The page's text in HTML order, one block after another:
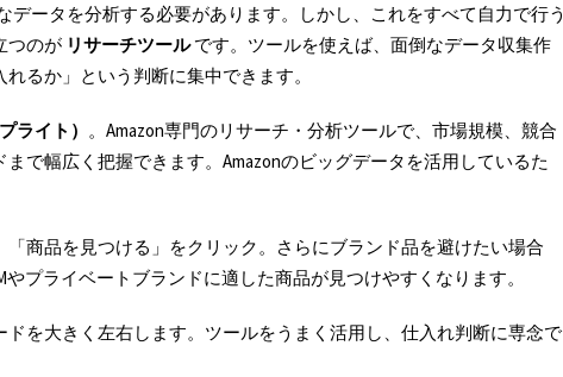
データを分析する必要があります。しかし、これをすべて自力で行う
つのが リサーチツールです。ツールを使えば、面倒なデータ収集作
るか」という判断に集中できます。
ライト） 。Amazon専門のリサーチ・分析ツールで、市場規模、競合
で幅広く把握できます。Amazonのビッグデータを活用しているた
商品を見つける」をクリック。さらにブランド品を避けたい場合
プライベートブランドに適した商品が見つけやすくなります。
を大きく左右します。ツールをうまく活用し、仕入れ判断に専念で